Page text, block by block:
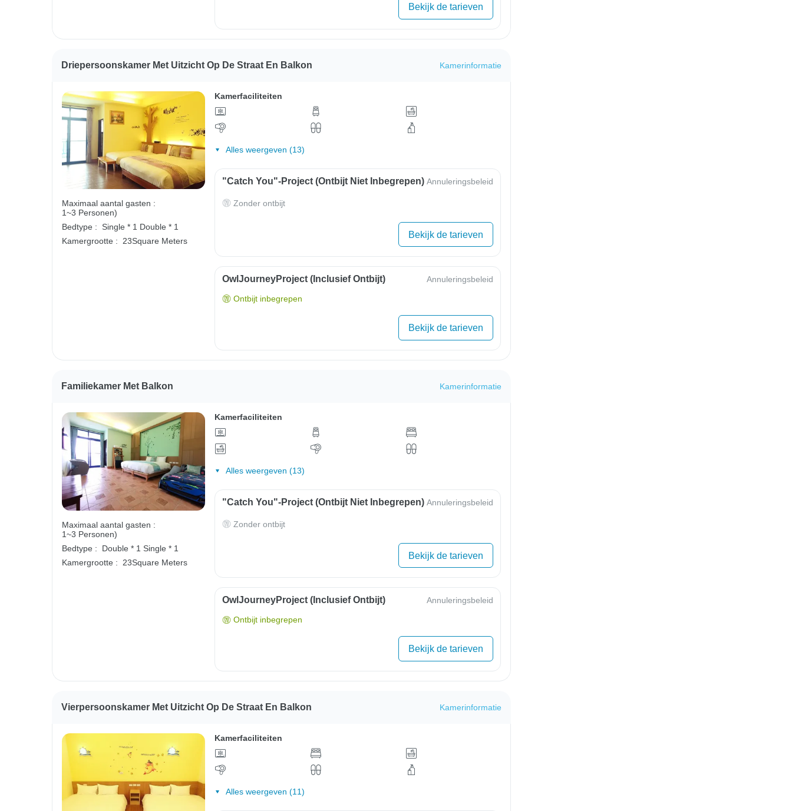
Bekijk de tarieven
Driepersoonskamer Met Uitzicht Op De Straat En Balkon Kamerinformatie
Maximaal aantal gasten :
1~3 Personen)
Bedtype :
Single * 1 Double * 1
Kamergrootte : 23Square Meters
Kamerfaciliteiten
Alles weergeven (13)
"Catch You"-Project (ontbijt Niet Inbegrepen) Annuleringsbeleid
Zonder ontbijt
Bekijk de tarieven
OwlJourneyProject (inclusief Ontbijt) Annuleringsbeleid
Ontbijt inbegrepen
Bekijk de tarieven
Familiekamer Met Balkon Kamerinformatie
Maximaal aantal gasten :
1~3 Personen)
Bedtype :
Double * 1 Single * 1
Kamergrootte :
23Square Meters
Kamerfaciliteiten
Alles weergeven (13)
"Catch You"-Project (ontbijt Niet Inbegrepen) Annuleringsbeleid
Zonder ontbijt
Bekijk de tarieven
OwlJourneyProject (inclusief Ontbijt) Annuleringsbeleid
Ontbijt inbegrepen
Bekijk de tarieven
Vierpersoonskamer Met Uitzicht Op De Straat En Balkon Kamerinformatie
Kamerfaciliteiten
Alles weergeven (11)